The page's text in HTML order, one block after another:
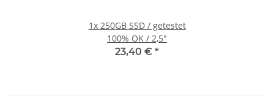
1x 250GB SSD / getestet
100% OK / 2,5"
23,40 € *